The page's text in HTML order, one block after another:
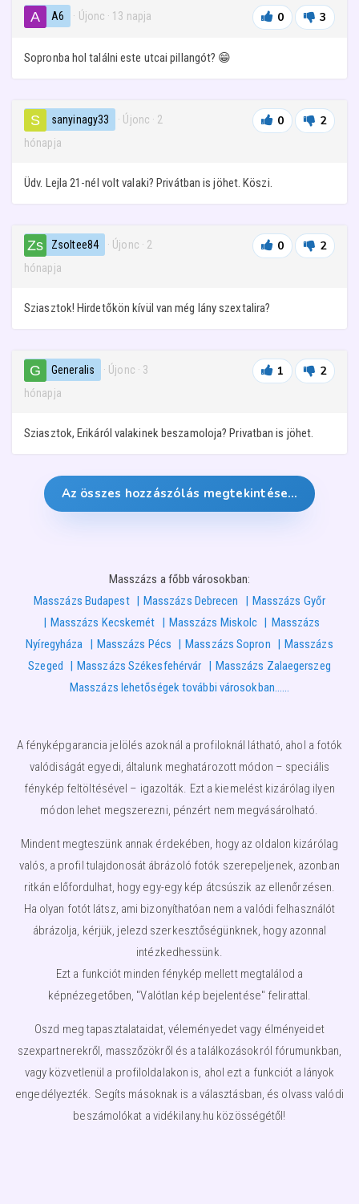
A6 · Újonc · 13 napja 0 3
Sopronba hol találni este utcai pillangót? 😁
sanyinagy33 · Újonc · 2
hónapja
0 2
Üdv. Lejla 21-nél volt valaki? Privátban is jöhet. Köszi.
Zsoltee84 · Újonc · 2
hónapja
0 2
Sziasztok! Hirdetőkön kívül van még lány szextalira?
Generalis · Újonc · 3
hónapja
1 2
Sziasztok, Erikáról valakinek beszamoloja? Privatban is jöhet.
Az összes hozzászólás megtekintése…
Masszázs a főbb városokban:
Masszázs Budapest
Masszázs Debrecen
Masszázs Győr
Masszázs Kecskemét
Masszázs Miskolc
Masszázs
Nyíregyháza
Masszázs Pécs Masszázs Sopron
Masszázs
Szeged
Masszázs Székesfehérvár
Masszázs Zalaegerszeg
Masszázs lehetőségek további városokban……
A fényképgarancia jelölés azoknál a profiloknál látható, ahol a fotók
valódiságát egyedi, általunk meghatározott módon – speciális
fénykép feltöltésével – igazolták. Ezt a kiemelést kizárólag ilyen
módon lehet megszerezni, pénzért nem megvásárolható.
Mindent megteszünk annak érdekében, hogy az oldalon kizárólag
valós, a profil tulajdonosát ábrázoló fotók szerepeljenek, azonban
ritkán előfordulhat, hogy egy-egy kép átcsúszik az ellenőrzésen.
Ha olyan fotót látsz, ami bizonyíthatóan nem a valódi felhasználót
ábrázolja, kérjük, jelezd szerkesztőségünknek, hogy azonnal
intézkedhessünk.
Ezt a funkciót minden fénykép mellett megtalálod a
képnézegetőben, "Valótlan kép bejelentése" felirattal.
Oszd meg tapasztalataidat, véleményedet vagy élményeidet
szexpartnerekről, masszőzökről és a találkozásokról fórumunkban,
vagy közvetlenül a profiloldalakon is, ahol ezt a funkciót a lányok
engedélyezték. Segíts másoknak is a választásban, és olvass valódi
beszámolókat a vidékilany.hu közösségétől!